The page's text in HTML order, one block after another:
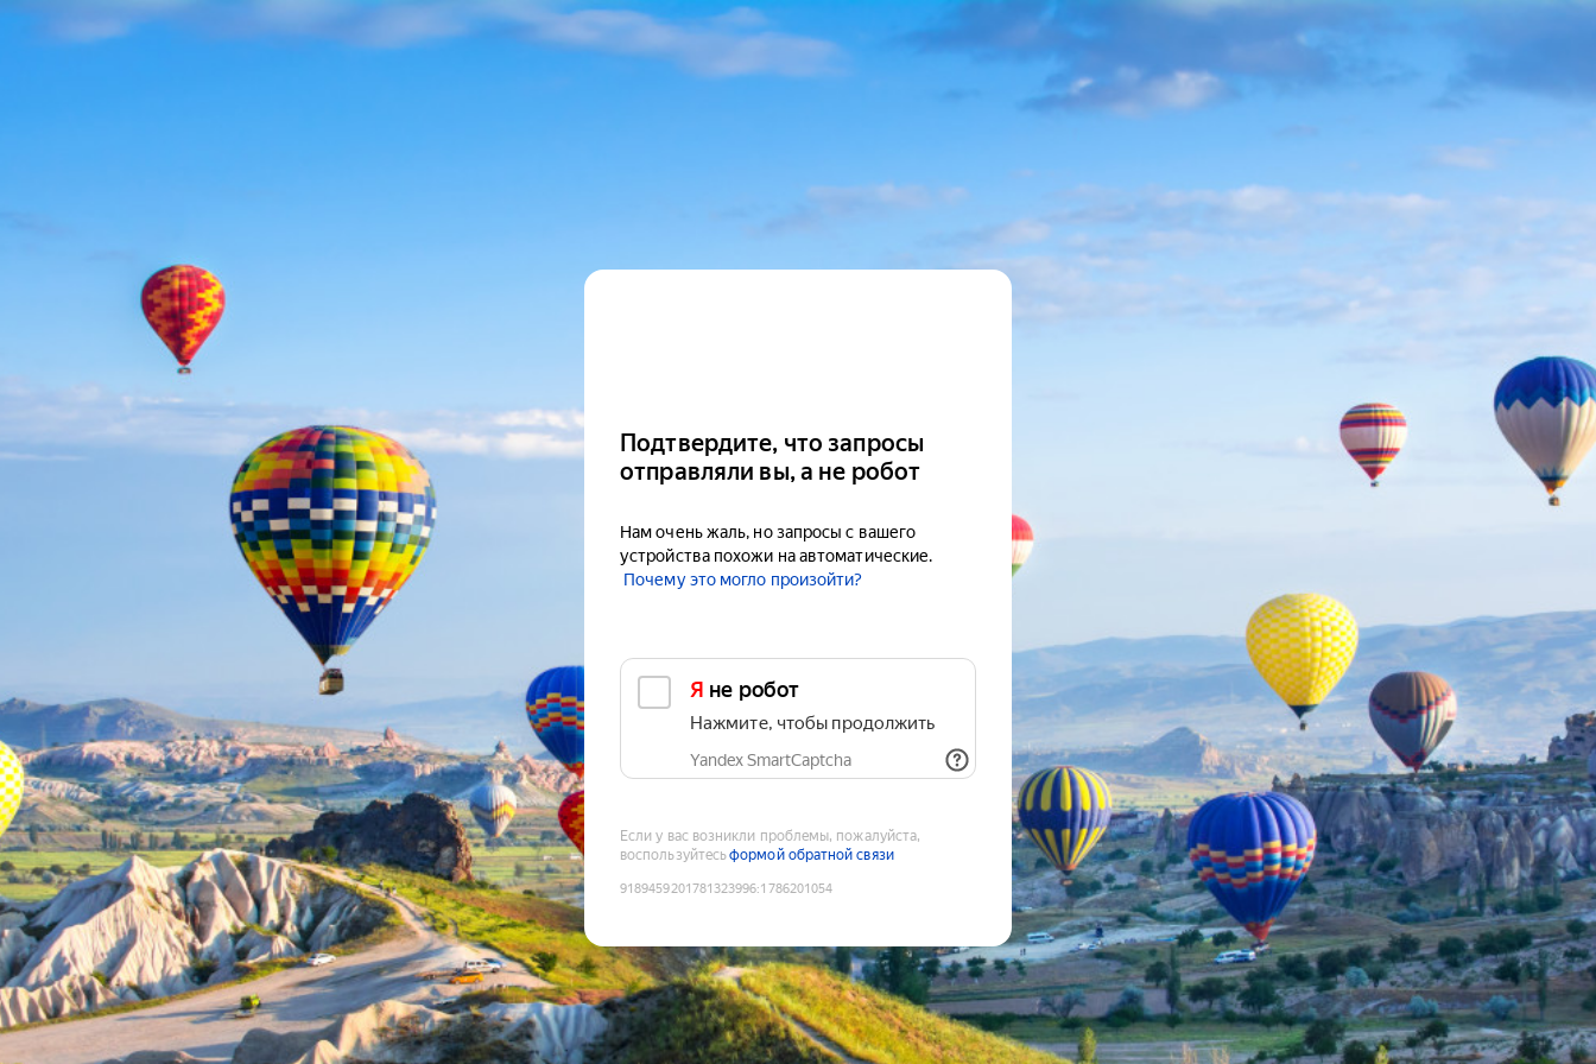
Подтвердите, что запросы
отправляли вы, а не робот
Нам очень жаль, но запросы с вашего
устройства похожи на автоматические.
Почему это могло произойти?
Я не робот
Нажмите, чтобы продолжить
Yandex SmartCaptcha
Если у вас возникли проблемы, пожалуйста,
воспользуйтесьформой обратной связи
9189459201781323996:1786201054